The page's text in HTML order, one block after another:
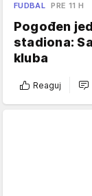
FUDBAL PRE 11 H
Pogođen
stadiona:
kluba
Reaguj